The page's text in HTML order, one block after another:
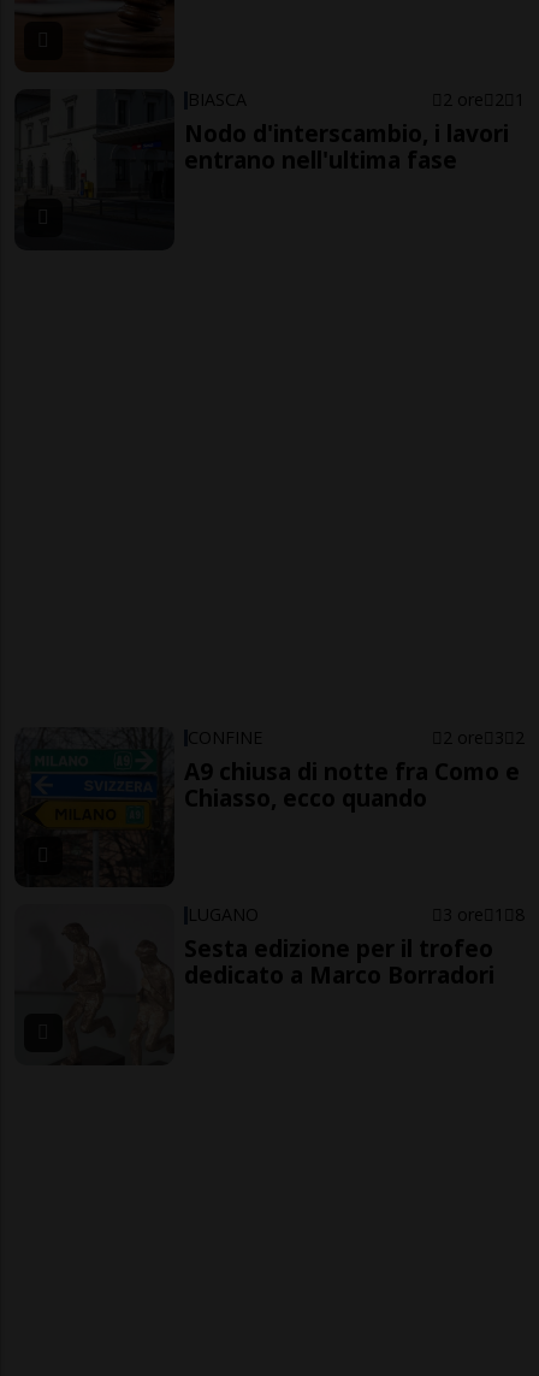
BIASCA 2 ore 2 1
Nodo d'interscambio, i lavori
entrano nell'ultima fase
CONFINE 2 ore 3 2
A9 chiusa di notte fra Como e
Chiasso, ecco quando
LUGANO 3 ore 1 8
Sesta edizione per il trofeo
dedicato a Marco Borradori